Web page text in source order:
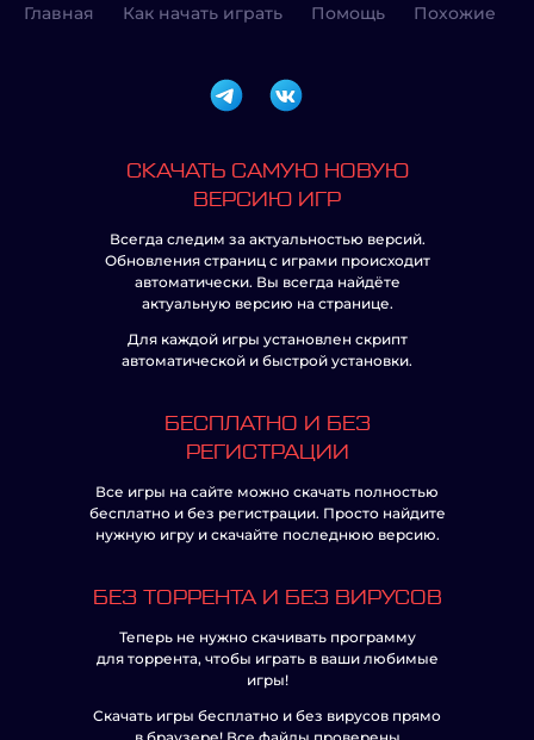
Главная Как начать играть Помощь Похожие
СКАЧАТЬ САМУЮ НОВУЮ
ВЕРСИЮ ИГР
Всегда следим за актуальностью версий.
Обновления страниц с играми происходит
автоматически. Вы всегда найдёте
актуальную версию на странице.
Для каждой игры установлен скрипт
автоматической и быстрой установки.
БЕСПЛАТНО И БЕЗ
РЕГИСТРАЦИИ
Все игры на сайте можно скачать полностью
бесплатно и без регистрации. Просто найдите
нужную игру и скачайте последнюю версию.
БЕЗ ТОРРЕНТА И БЕЗ ВИРУСОВ
Теперь не нужно скачивать программу
для торрента, чтобы играть в ваши любимые
игры!
Скачать игры бесплатно и без вирусов прямо